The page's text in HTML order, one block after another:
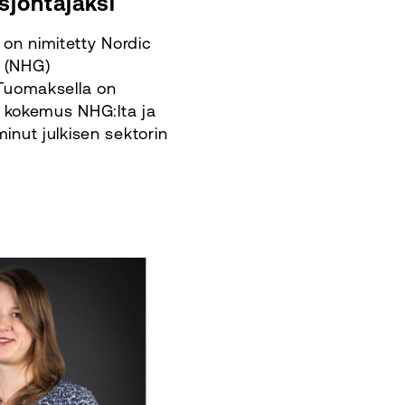
nimitetty Nordic
on
NHG:lta ja
julkisen sektorin